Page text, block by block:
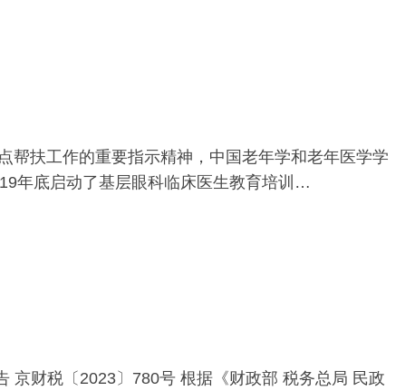
帮扶工作的重要指示精神，中国老年学和老年医学学
年底启动了基层眼科临床医生教育培训…
京财税〔2023〕780号 根据《财政部 税务总局 民政